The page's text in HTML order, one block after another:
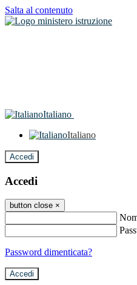
Salta al contenuto
Italiano
Italiano
Accedi
Accedi
button close ×
Password dimenticata?